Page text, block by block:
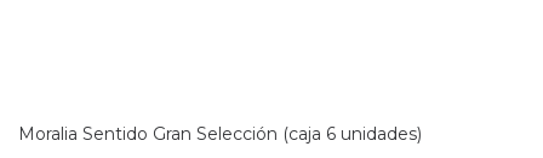
Moralia Sentido Gran Selección (caja 6 unidades)